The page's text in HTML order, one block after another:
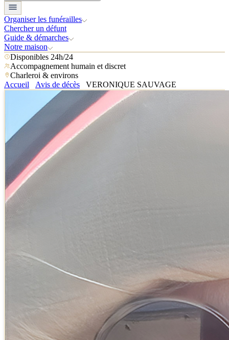
Organiser les funérailles
Chercher un défunt
Guide & démarches
Notre maison
Disponibles 24h/24
Accompagnement humain et discret
Charleroi & environs
Accueil
Avis de décès VERONIQUE SAUVAGE